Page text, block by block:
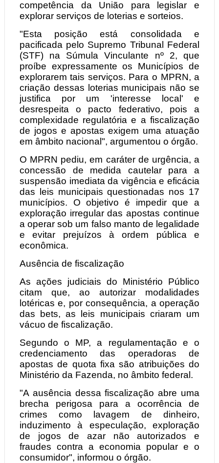
competência da União para legislar e
explorar serviços de loterias e sorteios.
"Esta posição está consolidada e
pacificada pelo Supremo Tribunal Federal
(STF) na Súmula Vinculante nº 2, que
proíbe expressamente os Municípios de
explorarem tais serviços. Para o MPRN, a
criação dessas loterias municipais não se
justifica por um 'interesse local' e
desrespeita o pacto federativo, pois a
complexidade regulatória e a fiscalização
de jogos e apostas exigem uma atuação
em âmbito nacional", argumentou o órgão.
O MPRN pediu, em caráter de urgência, a
concessão de medida cautelar para a
suspensão imediata da vigência e eficácia
das leis municipais questionadas nos 17
municípios. O objetivo é impedir que a
exploração irregular das apostas continue
a operar sob um falso manto de legalidade
e evitar prejuízos à ordem pública e
econômica.
Ausência de fiscalização
As ações judiciais do Ministério Público
citam que, ao autorizar modalidades
lotéricas e, por consequência, a operação
das bets, as leis municipais criaram um
vácuo de fiscalização.
Segundo o MP, a regulamentação e o
credenciamento das operadoras de
apostas de quota fixa são atribuições do
Ministério da Fazenda, no âmbito federal.
"A ausência dessa fiscalização abre uma
brecha perigosa para a ocorrência de
crimes como lavagem de dinheiro,
induzimento à especulação, exploração
de jogos de azar não autorizados e
fraudes contra a economia popular e o
consumidor", informou o órgão.